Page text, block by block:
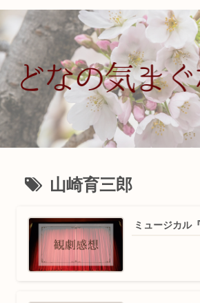
山崎育三郎
ミュージカル